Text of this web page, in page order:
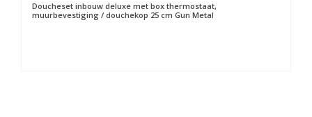
Doucheset inbouw deluxe met box thermostaat,
muurbevestiging / douchekop 25 cm Gun Metal